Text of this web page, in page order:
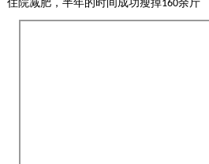
住院减肥，半年的时间成功瘦掉160余斤